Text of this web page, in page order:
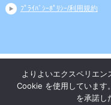
ﾌﾟﾗｲﾊﾞｼｰﾎﾟﾘｼｰ/利用規約
Copyright (C)
All
よりよいエクスペリエ
Cookie を使用しています
を承諾し